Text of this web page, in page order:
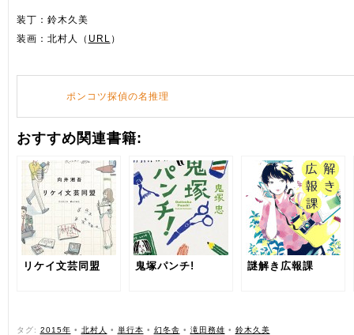
装丁：鈴木久美
装画：北村人（ URL ）
ポンコツ探偵の名推理
おすすめ関連書籍:
リケイ文芸同盟 鬼塚パンチ! 謎解き広報課
タグ: 2015年 • 北村人 • 単行本 • 幻冬舎 • 滝田務雄 • 鈴木久美